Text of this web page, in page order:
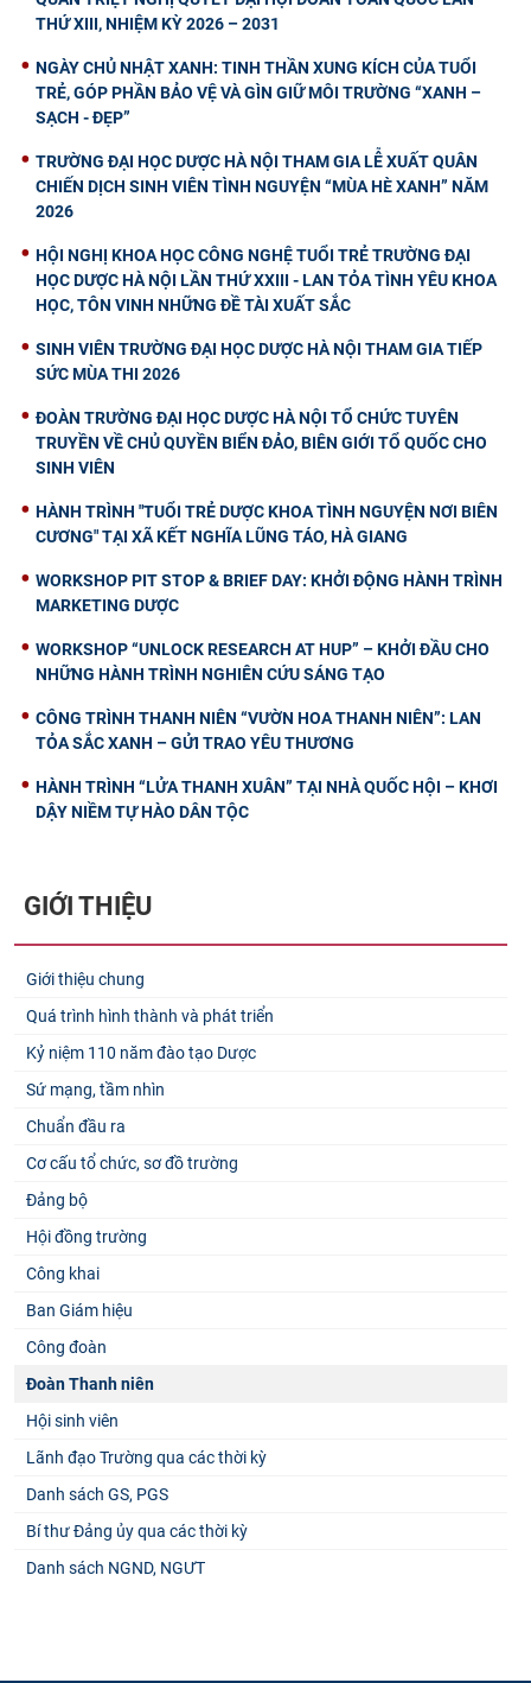
THỨ XIII, NHIỆM KỲ 2026 – 2031
NGÀY CHỦ NHẬT XANH: TINH THẦN XUNG KÍCH CỦA TUỔI
TRẺ, GÓP PHẦN BẢO VỆ VÀ GÌN GIỮ MÔI TRƯỜNG “XANH –
SẠCH - ĐẸP”
TRƯỜNG ĐẠI HỌC DƯỢC HÀ NỘI THAM GIA LỄ XUẤT QUÂN
CHIẾN DỊCH SINH VIÊN TÌNH NGUYỆN “MÙA HÈ XANH” NĂM
2026
HỘI NGHỊ KHOA HỌC CÔNG NGHỆ TUỔI TRẺ TRƯỜNG ĐẠI
HỌC DƯỢC HÀ NỘI LẦN THỨ XXIII - LAN TỎA TÌNH YÊU KHOA
HỌC, TÔN VINH NHỮNG ĐỀ TÀI XUẤT SẮC
SINH VIÊN TRƯỜNG ĐẠI HỌC DƯỢC HÀ NỘI THAM GIA TIẾP
SỨC MÙA THI 2026
ĐOÀN TRƯỜNG ĐẠI HỌC DƯỢC HÀ NỘI TỔ CHỨC TUYÊN
TRUYỀN VỀ CHỦ QUYỀN BIỂN ĐẢO, BIÊN GIỚI TỔ QUỐC CHO
SINH VIÊN
HÀNH TRÌNH "TUỔI TRẺ DƯỢC KHOA TÌNH NGUYỆN NƠI BIÊN
CƯƠNG" TẠI XÃ KẾT NGHĨA LŨNG TÁO, HÀ GIANG
WORKSHOP PIT STOP & BRIEF DAY: KHỞI ĐỘNG HÀNH TRÌNH
MARKETING DƯỢC
WORKSHOP “UNLOCK RESEARCH AT HUP” – KHỞI ĐẦU CHO
NHỮNG HÀNH TRÌNH NGHIÊN CỨU SÁNG TẠO
CÔNG TRÌNH THANH NIÊN “VƯỜN HOA THANH NIÊN”: LAN
TỎA SẮC XANH – GỬI TRAO YÊU THƯƠNG
HÀNH TRÌNH “LỬA THANH XUÂN” TẠI NHÀ QUỐC HỘI – KHƠI
DẬY NIỀM TỰ HÀO DÂN TỘC
GIỚI THIỆU
Giới thiệu chung
Quá trình hình thành và phát triển
Kỷ niệm 110 năm đào tạo Dược
Sứ mạng, tầm nhìn
Chuẩn đầu ra
Cơ cấu tổ chức, sơ đồ trường
Đảng bộ
Hội đồng trường
Công khai
Ban Giám hiệu
Công đoàn
Đoàn Thanh niên
Hội sinh viên
Lãnh đạo Trường qua các thời kỳ
Danh sách GS, PGS
Bí thư Đảng ủy qua các thời kỳ
Danh sách NGND, NGƯT